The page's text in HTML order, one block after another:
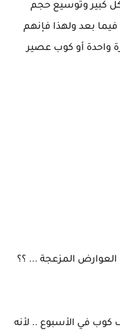
كبير وتوسيع حجم
بعد ولهذا فإنهم
واحدة أو كوب عصير
المزعجة ... ؟؟
في الأسبوع .. لأنه